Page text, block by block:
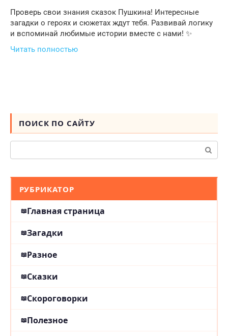
Проверь свои знания сказок Пушкина! Интересные
загадки о героях и сюжетах ждут тебя. Развивай логику
и вспоминай любимые истории вместе с нами! ✨
Читать полностью
ПОИСК ПО САЙТУ
РУБРИКАТОР
Главная страница
Загадки
Разное
Сказки
Скороговорки
Полезное